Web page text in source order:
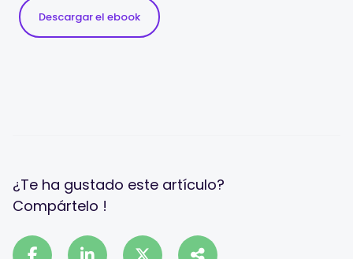
Descargar el ebook
¿Te ha gustado este artículo?
Compártelo !